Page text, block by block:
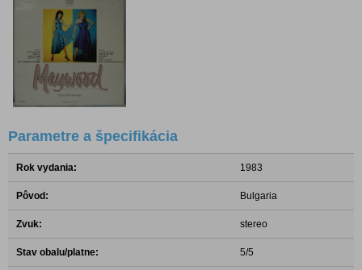
Parametre a špecifikácia
Rok vydania: 1983
Pôvod: Bulgaria
Zvuk: stereo
Stav obalu/platne: 5/5